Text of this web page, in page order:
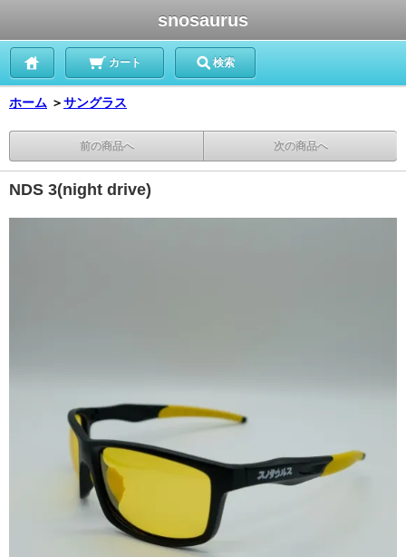
snosaurus
カート 検索
ホーム ＞サングラス
前の商品へ 次の商品へ
NDS 3(night drive)